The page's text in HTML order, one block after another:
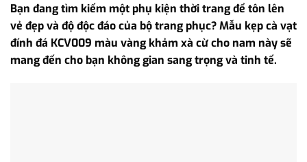
Bạn đang tìm kiếm một phụ kiện thời trang để tôn lên
vẻ đẹp và độ độc đáo của bộ trang phục? Mẫu kẹp cà vạt
đính đá KCV009 màu vàng khảm xà cừ cho nam này sẽ
mang đến cho bạn không gian sang trọng và tinh tế.